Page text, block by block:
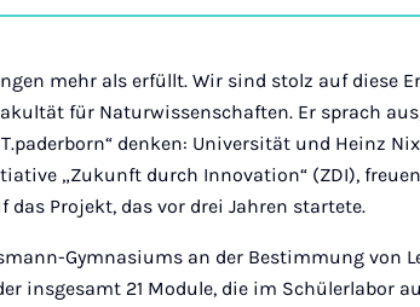
on
mehr als erfüllt. Wir sind stolz auf diese
für Naturwissenschaften. Er sprach
denken: Universität und Heinz
„Zukunft durch Innovation“ (ZDI),
Projekt, das vor drei Jahren startete.
Gymnasiums an der Bestimmung von
insgesamt 21 Module, die im Schülerlabor